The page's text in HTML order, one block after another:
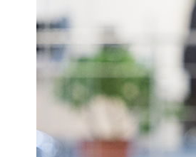
primite din
sunt cel mai
relației de
colaborare,
întotdeauna